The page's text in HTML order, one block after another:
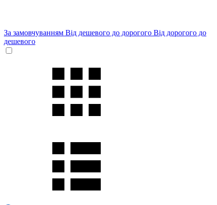
За замовчуванням Від дешевого до дорогого Від дорогого до
дешевого